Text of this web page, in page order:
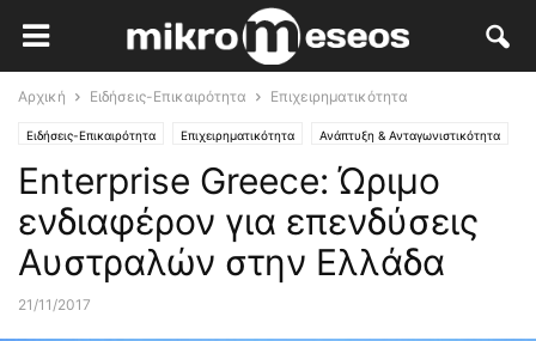
Αρχική Ειδήσεις-Επικαιρότητα Επιχειρηματικότητα
Ειδήσεις-Επικαιρότητα Επιχειρηματικότητα Ανάπτυξη & Ανταγωνιστικότητα
Enterprise Greece: Ώριμο
ενδιαφέρον για επενδύσεις
Αυστραλών στην Ελλάδα
21/11/2017